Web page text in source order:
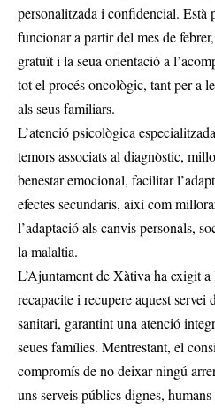
personalitzada i confidencial. Està
funcionar a partir del mes de
gratuït i la seua orientació a
tot el procés oncològic, tant per a
als seus familiars.
L’atenció psicològica
temors associats al diagnòstic,
benestar emocional, facilitar
efectes secundaris, així com
l’adaptació als canvis personals,
la malaltia.
L’Ajuntament de Xàtiva ha exigit
recapacite i recupere aquest servei
sanitari, garantint una atenció
seues famílies. Mentrestant, el
compromís de no deixar ningú
uns serveis públics dignes,